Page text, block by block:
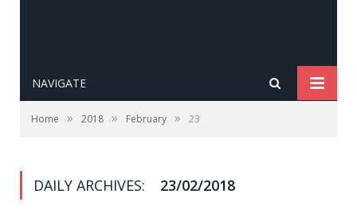
NAVIGATE
Home » 2018 » February » 23
DAILY ARCHIVES: 23/02/2018